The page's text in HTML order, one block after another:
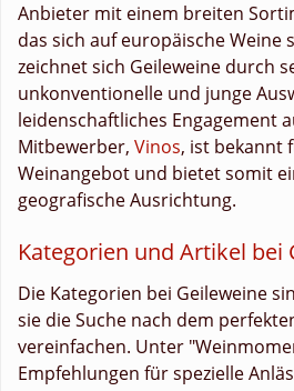
Anbieter mit einem breiten
das sich auf europäische Weine
zeichnet sich Geileweine durch
unkonventionelle und junge
leidenschaftliches Engagement
Mitbewerber, Vinos, ist bekannt
Weinangebot und bietet somit
geografische Ausrichtung.
Kategorien und Artikel bei
Die Kategorien bei Geileweine
sie die Suche nach dem
vereinfachen. Unter
Empfehlungen für spezielle